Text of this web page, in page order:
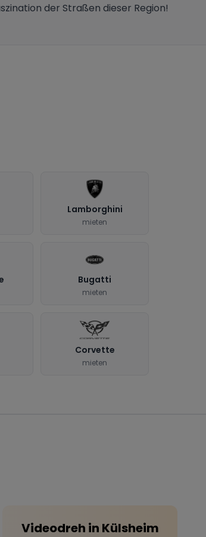
der Straßen dieser Region!
Lamborghini
mieten
Bugatti
mieten
Corvette
mieten
Videodreh in Külsheim